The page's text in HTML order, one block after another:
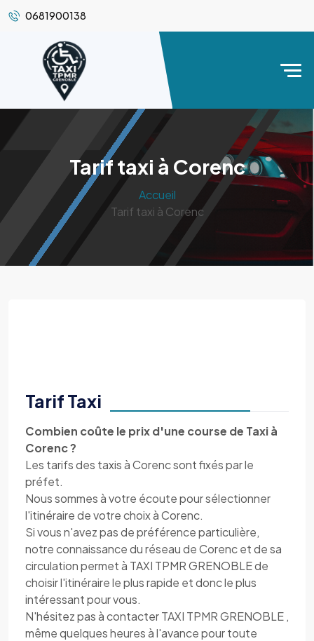
0681900138
Tarif taxi à Corenc
Accueil
Tarif taxi à Corenc
Tarif Taxi
Combien coûte le prix d'une course de Taxi à
Corenc ?
Les tarifs des taxis à Corenc sont fixés par le
préfet.
Nous sommes à votre écoute pour sélectionner
l'itinéraire de votre choix à Corenc.
Si vous n'avez pas de préférence particulière,
notre connaissance du réseau de Corenc et de sa
circulation permet à TAXI TPMR GRENOBLE de
choisir l'itinéraire le plus rapide et donc le plus
intéressant pour vous.
N'hésitez pas à contacter TAXI TPMR GRENOBLE ,
même quelques heures à l'avance pour toute